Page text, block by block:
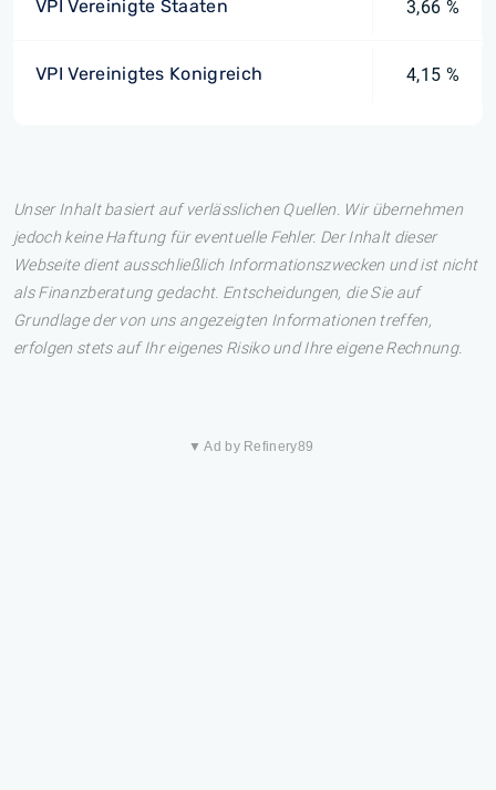
VPI Vereinigte Staaten 3,66 %
VPI Vereinigtes Konigreich 4,15 %
Unser Inhalt basiert auf verlässlichen Quellen. Wir übernehmen
jedoch keine Haftung für eventuelle Fehler. Der Inhalt dieser
Webseite dient ausschließlich Informationszwecken und ist nicht
als Finanzberatung gedacht. Entscheidungen, die Sie auf
Grundlage der von uns angezeigten Informationen treffen,
erfolgen stets auf Ihr eigenes Risiko und Ihre eigene Rechnung.
▼ Ad by Refinery89